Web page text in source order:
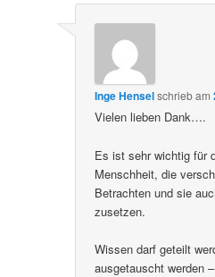
Inge Henselschriebam
Vielen lieben Dank….
Es ist sehr wichtig für
Menschheit, die
Betrachten und sie
zusetzen.
Wissen darf geteilt
ausgetauscht werden